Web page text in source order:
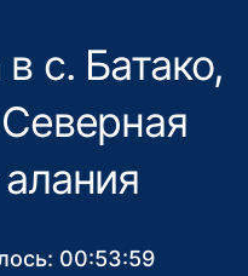
с. Батако,
00:53:59